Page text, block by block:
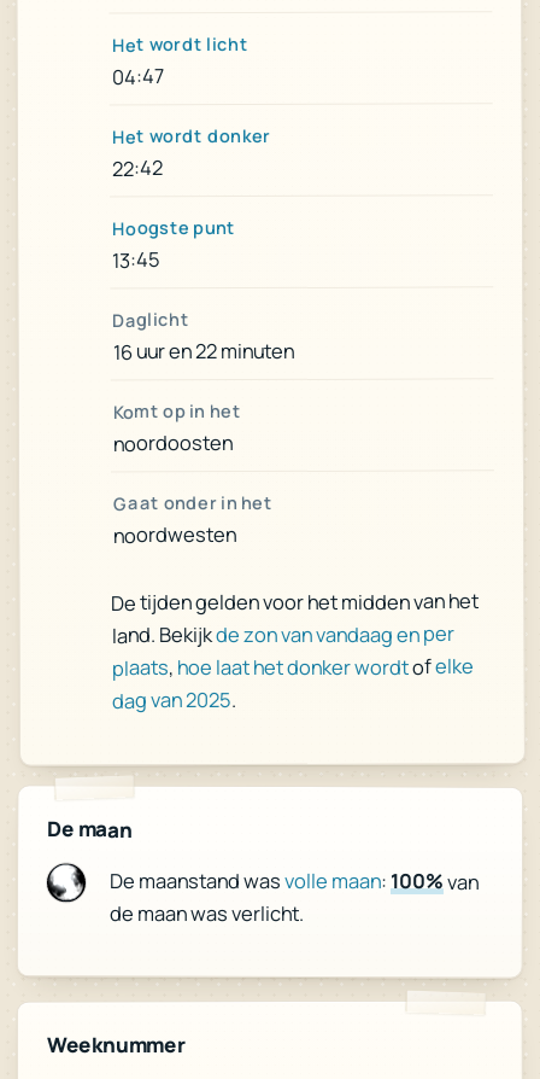
Het wordt licht
04:47
Het wordt donker
22:42
Hoogste punt
13:45
Daglicht
16 uur en 22 minuten
Komt op in het
noordoosten
Gaat onder in het
noordwesten
De tijden gelden voor het midden van het
land. Bekijkde zon van vandaag en per
plaats, hoe laat het donker wordtofelke
dag van 2025.
De maan
De maanstand wasvolle maan:100%van
de maan was verlicht.
Weeknummer